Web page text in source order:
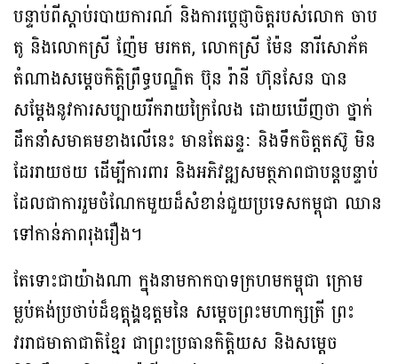
បន្ទាប់ពីស្តាប់របាយការណ៍ និងការប្តេជ្ញាចិត្តរបស់លោក ចាប
តូ និងលោកស្រី ញ៉ែម មរកត, លោកស្រី ម៉ែន នារីសោភ័គ
តំណាងសម្តេចកិត្តិព្រឹទ្ធបណ្ឌិត ប៊ុន រ៉ានី ហ៊ុនសែន បាន
សម្តែងនូវការសប្បាយរីករាយក្រៃលែង ដោយឃើញថា ថ្នាក់
ដឹកនាំសមាគមខាងលើនេះ មានតែឆន្ទៈ និងទឹកចិត្តតស៊ូ មិន
ដែររាយថយ ដើម្បីការពារ និងអភិវឌ្ឍសមត្ថភាពជាបន្តបន្ទាប់
ដែលជាការរួមចំណែកមួយដ៏សំខាន់ជួយប្រទេសកម្ពុជា ឈាន
ទៅកាន់ភាពរុងរឿង។
តែទោះជាយ៉ាងណា ក្នុងនាមកាកបាទក្រហមកម្ពុជា ក្រោម
ម្លប់គង់ប្រថាប់ដ៏ឧត្តុង្គឧត្តមនៃ សម្តេចព្រះមហាក្សត្រី ព្រះ
វររាជមាតាជាតិខ្មែរ ជាព្រះប្រធានកិត្តិយស និងសម្តេច